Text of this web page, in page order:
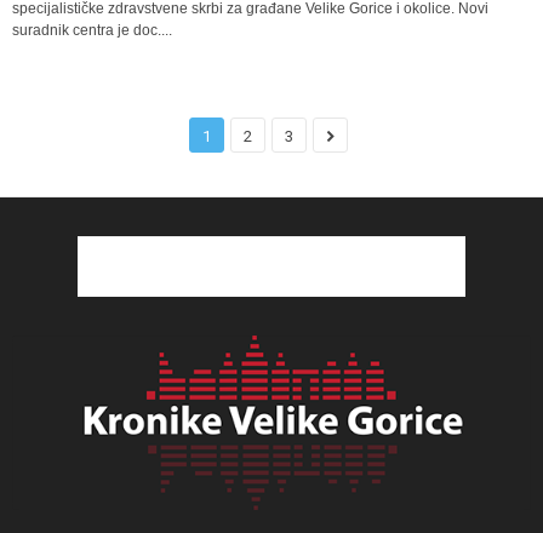
specijalističke zdravstvene skrbi za građane Velike Gorice i okolice. Novi
suradnik centra je doc....
1 2 3